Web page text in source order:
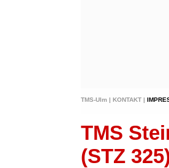
TMS-Ulm | KONTAKT |
TMS
(STZ